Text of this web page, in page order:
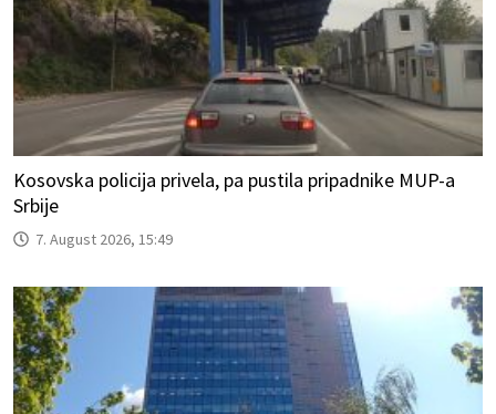
Kosovska policija privela, pa pustila pripadnike MUP-a
Srbije
7. August 2026, 15:49